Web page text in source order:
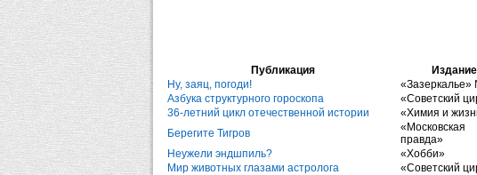
Публикация Издание
Ну, заяц, погоди!
Азбука структурного гороскопа
«Советский
36-летний цикл отечественной истории
«Химия и
Берегите Тигров
«Московская
правда»
Неужели эндшпиль?
«Хобби»
Мир животных глазами астролога
«Советский